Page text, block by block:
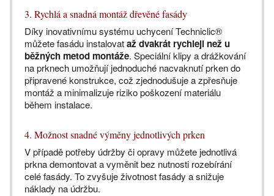
3. Rychlá a snadná montáž dřevěné fasády
Díky inovativnímu systému uchycení Techniclic®
můžete fasádu instalovataž dvakrát rychleji než u
běžných metod montáže. Speciální klipy a drážkování
na prknech umožňují jednoduché nacvaknutí prken do
připravené konstrukce, což zjednodušuje a zpřesňuje
montáž a minimalizuje riziko poškození materiálu
během instalace.
4. Možnost snadné výměny jednotlivých prken
V případě potřeby údržby či opravy můžete jednotlivá
prkna demontovat a vyměnit bez nutnosti rozebírání
celé fasády. To zvyšuje životnost fasády a snižuje
náklady na údržbu.